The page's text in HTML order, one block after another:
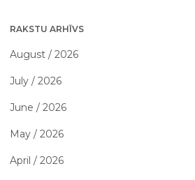
RAKSTU ARHĪVS
August / 2026
July / 2026
June / 2026
May / 2026
April / 2026